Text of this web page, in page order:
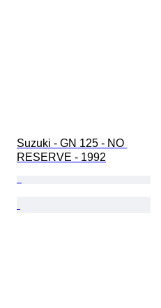
Suzuki - GN 125 - NO
RESERVE - 1992